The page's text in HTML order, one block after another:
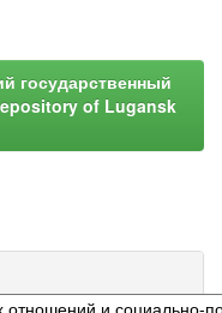
государственный
of Lugansk